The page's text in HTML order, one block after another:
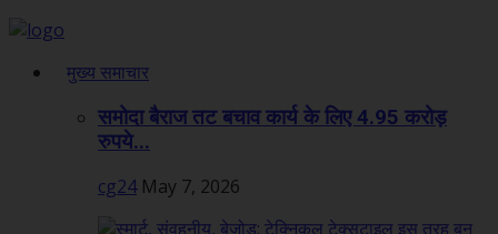
मुख्य समाचार
समोदा बैराज तट बचाव कार्य के लिए 4.95 करोड़
रुपये...
cg24 May 7, 2026